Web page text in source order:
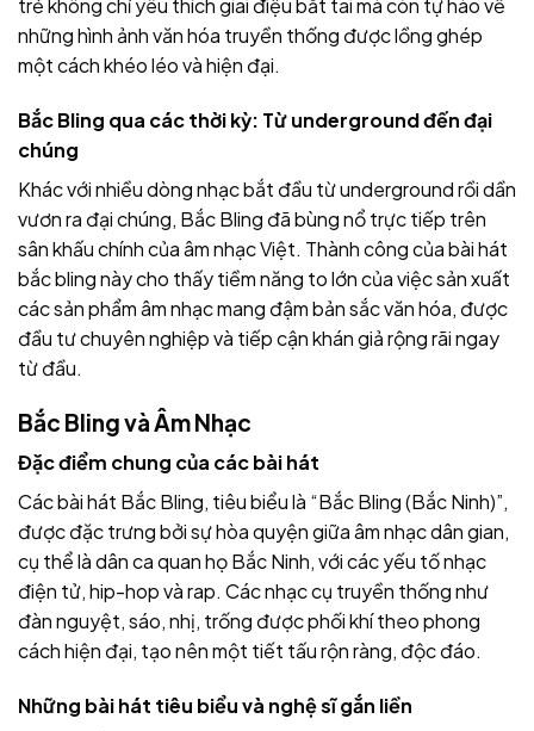
trẻ không chỉ yêu thích giai điệu bắt tai mà còn tự hào về
những hình ảnh văn hóa truyền thống được lồng ghép
một cách khéo léo và hiện đại.
Bắc Bling qua các thời kỳ: Từ underground đến đại
chúng
Khác với nhiều dòng nhạc bắt đầu từ underground rồi dần
vươn ra đại chúng, Bắc Bling đã bùng nổ trực tiếp trên
sân khấu chính của âm nhạc Việt. Thành công của bài hát
bắc bling này cho thấy tiềm năng to lớn của việc sản xuất
các sản phẩm âm nhạc mang đậm bản sắc văn hóa, được
đầu tư chuyên nghiệp và tiếp cận khán giả rộng rãi ngay
từ đầu.
Bắc Bling và Âm Nhạc
Đặc điểm chung của các bài hát
Các bài hát Bắc Bling, tiêu biểu là “Bắc Bling (Bắc Ninh)”,
được đặc trưng bởi sự hòa quyện giữa âm nhạc dân gian,
cụ thể là dân ca quan họ Bắc Ninh, với các yếu tố nhạc
điện tử, hip-hop và rap. Các nhạc cụ truyền thống như
đàn nguyệt, sáo, nhị, trống được phối khí theo phong
cách hiện đại, tạo nên một tiết tấu rộn ràng, độc đáo.
Những bài hát tiêu biểu và nghệ sĩ gắn liền